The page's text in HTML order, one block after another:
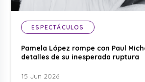
ESPECTÁCULOS
Pamela López rompe con Paul
detalles de su inesperada ruptura
15 Jun 2026